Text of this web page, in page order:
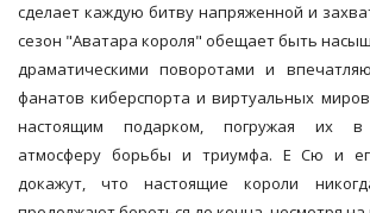
сделает каждую битву напряженной и
сезон "Аватара короля" обещает быть
драматическими поворотами и
фанатов киберспорта и виртуальных
настоящим подарком, погружая их в
атмосферу борьбы и триумфа. Е Сю и
докажут, что настоящие короли